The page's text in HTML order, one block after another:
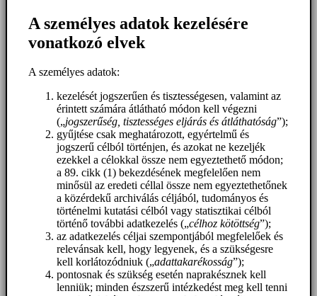
A személyes adatok kezelésére
vonatkozó elvek
A személyes adatok:
kezelését jogszerűen és tisztességesen, valamint az
érintett számára átlátható módon kell végezni
(„jogszerűség, tisztességes eljárás és átláthatóság”);
gyűjtése csak meghatározott, egyértelmű és
jogszerű célból történjen, és azokat ne kezeljék
ezekkel a célokkal össze nem egyeztethető módon;
a 89. cikk (1) bekezdésének megfelelően nem
minősül az eredeti céllal össze nem egyeztethetőnek
a közérdekű archiválás céljából, tudományos és
történelmi kutatási célból vagy statisztikai célból
történő további adatkezelés („célhoz kötöttség”);
az adatkezelés céljai szempontjából megfelelőek és
relevánsak kell, hogy legyenek, és a szükségesre
kell korlátozódniuk („adattakarékosság”);
pontosnak és szükség esetén naprakésznek kell
lenniük; minden észszerű intézkedést meg kell tenni